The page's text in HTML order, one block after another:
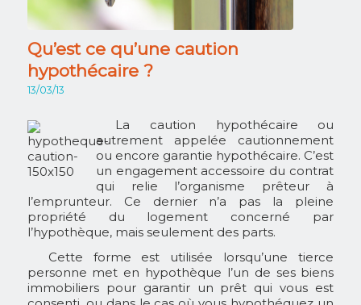
Qu’est ce qu’une caution
hypothécaire ?
13/03/13
La caution hypothécaire ou
autrement appelée cautionnement
ou encore garantie hypothécaire. C’est
un engagement accessoire du contrat
qui relie l’organisme prêteur à
l’emprunteur. Ce dernier n’a pas la pleine
propriété du logement concerné par
l’hypothèque, mais seulement des parts.
Cette forme est utilisée lorsqu’une tierce
personne met en hypothèque l’un de ses biens
immobiliers pour garantir un prêt qui vous est